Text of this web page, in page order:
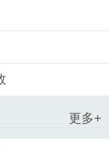
更多+